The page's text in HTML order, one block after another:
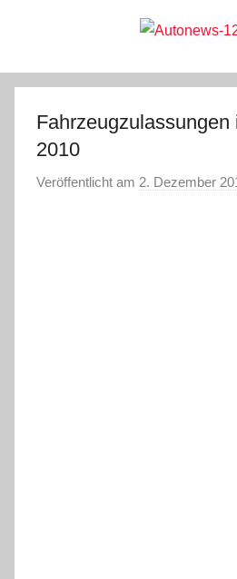
Autonews-
123.de
Fahrzeugzulassungen
2010
Veröffentlicht am 2. Dezember